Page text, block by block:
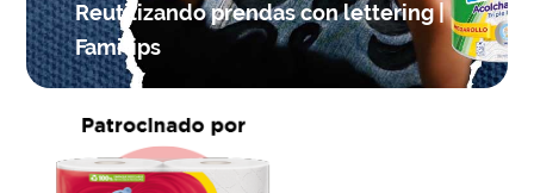
Reutilizando prendas con lettering |
Famitips